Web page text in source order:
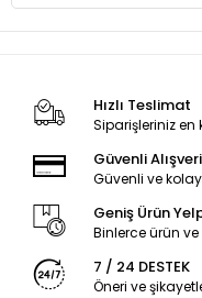
Hızlı Teslimat
Siparişleriniz en
Güvenli
Güvenli ve
Geniş Ürün
Binlerce ürün
7 / 24 DESTEK
Öneri ve